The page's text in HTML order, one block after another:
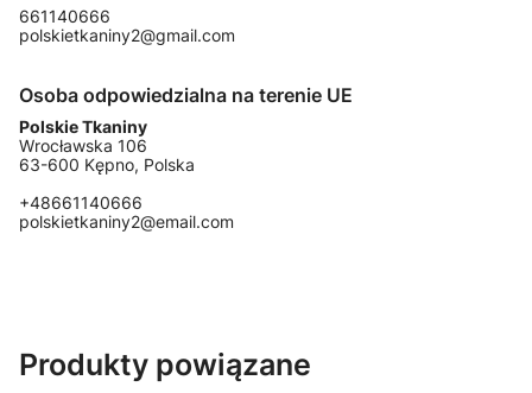
661140666
polskietkaniny2@gmail.com
Osoba odpowiedzialna na terenie UE
Polskie Tkaniny
Wrocławska 106
63-600 Kępno, Polska
+48661140666
polskietkaniny2@email.com
Produkty powiązane